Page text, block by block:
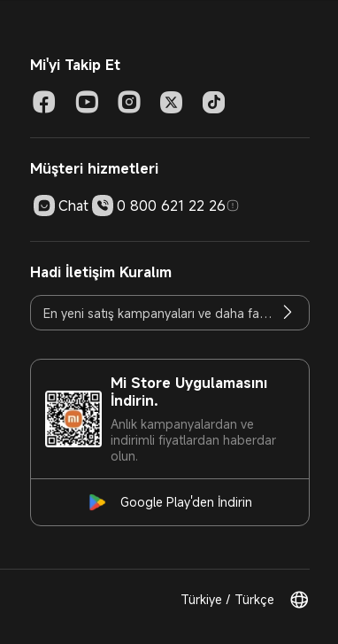
Mi'yi Takip Et
Müşteri hizmetleri
Chat
0 800 621 22 26
Hadi İletişim Kuralım
Mi Store Uygulamasını
İndirin.
Anlık kampanyalardan ve
indirimli fiyatlardan haberdar
olun.
Google Play'den İndirin
Türkiye / Türkçe